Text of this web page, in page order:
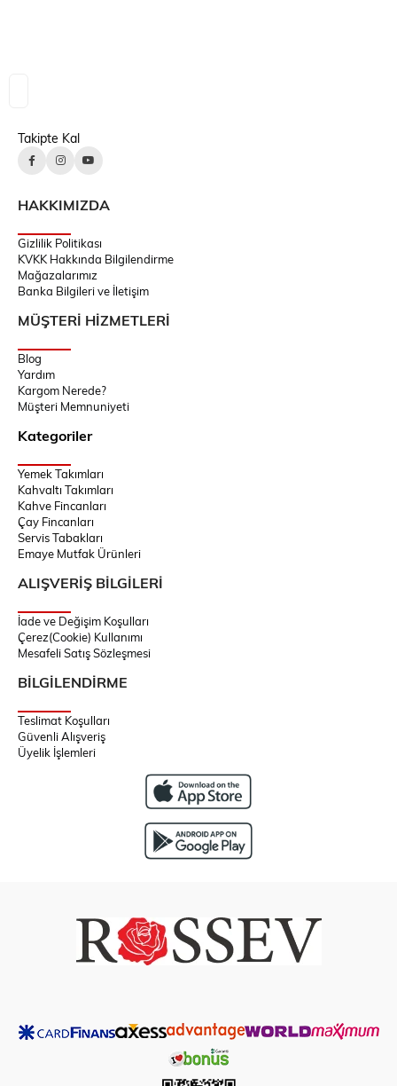
Takipte Kal
HAKKIMIZDA
Gizlilik Politikası
KVKK Hakkında Bilgilendirme
Mağazalarımız
Banka Bilgileri ve İletişim
MÜŞTERİ HİZMETLERİ
Blog
Yardım
Kargom Nerede?
Müşteri Memnuniyeti
Kategoriler
Yemek Takımları
Kahvaltı Takımları
Kahve Fincanları
Çay Fincanları
Servis Tabakları
Emaye Mutfak Ürünleri
ALIŞVERİŞ BİLGİLERİ
İade ve Değişim Koşulları
Çerez(Cookie) Kullanımı
Mesafeli Satış Sözleşmesi
BİLGİLENDİRME
Teslimat Koşulları
Güvenli Alışveriş
Üyelik İşlemleri